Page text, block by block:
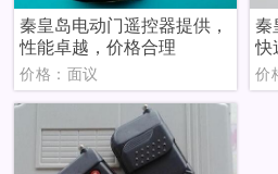
秦皇岛电动门遥控器提供，
性能卓越，价格合理
价格：面议
秦
快
价